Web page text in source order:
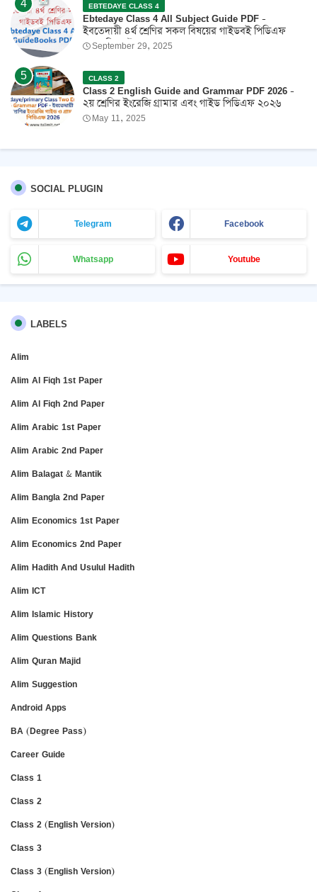
EBTEDAYE CLASS 4
Ebtedaye Class 4 All Subject Guide PDF -
ইবতেদায়ী ৪র্থ শ্রেণির সকল বিষয়ের গাইডবই পিডিএফ
2026 ফ্রি ডাউনলোড
September 29, 2025
CLASS 2
Class 2 English Guide and Grammar PDF 2026 -
২য় শ্রেণির ইংরেজি গ্রামার এবং গাইড পিডিএফ ২০২৬
May 11, 2025
SOCIAL PLUGIN
Telegram Facebook
Whatsapp Youtube
LABELS
Alim
Alim Al Fiqh 1st Paper
Alim Al Fiqh 2nd Paper
Alim Arabic 1st Paper
Alim Arabic 2nd Paper
Alim Balagat & Mantik
Alim Bangla 2nd Paper
Alim Economics 1st Paper
Alim Economics 2nd Paper
Alim Hadith And Usulul Hadith
Alim ICT
Alim Islamic History
Alim Questions Bank
Alim Quran Majid
Alim Suggestion
Android Apps
BA (Degree Pass)
Career Guide
Class 1
Class 2
Class 2 (English Version)
Class 3
Class 3 (English Version)